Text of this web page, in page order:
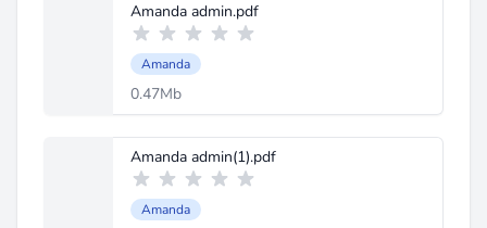
Amanda admin.pdf
Amanda
0.47Mb
Amanda admin(1).pdf
Amanda